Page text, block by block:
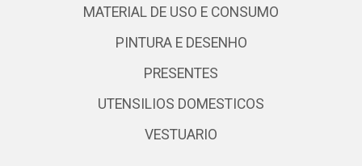
MATERIAL DE USO E CONSUMO
PINTURA E DESENHO
PRESENTES
UTENSILIOS DOMESTICOS
VESTUARIO